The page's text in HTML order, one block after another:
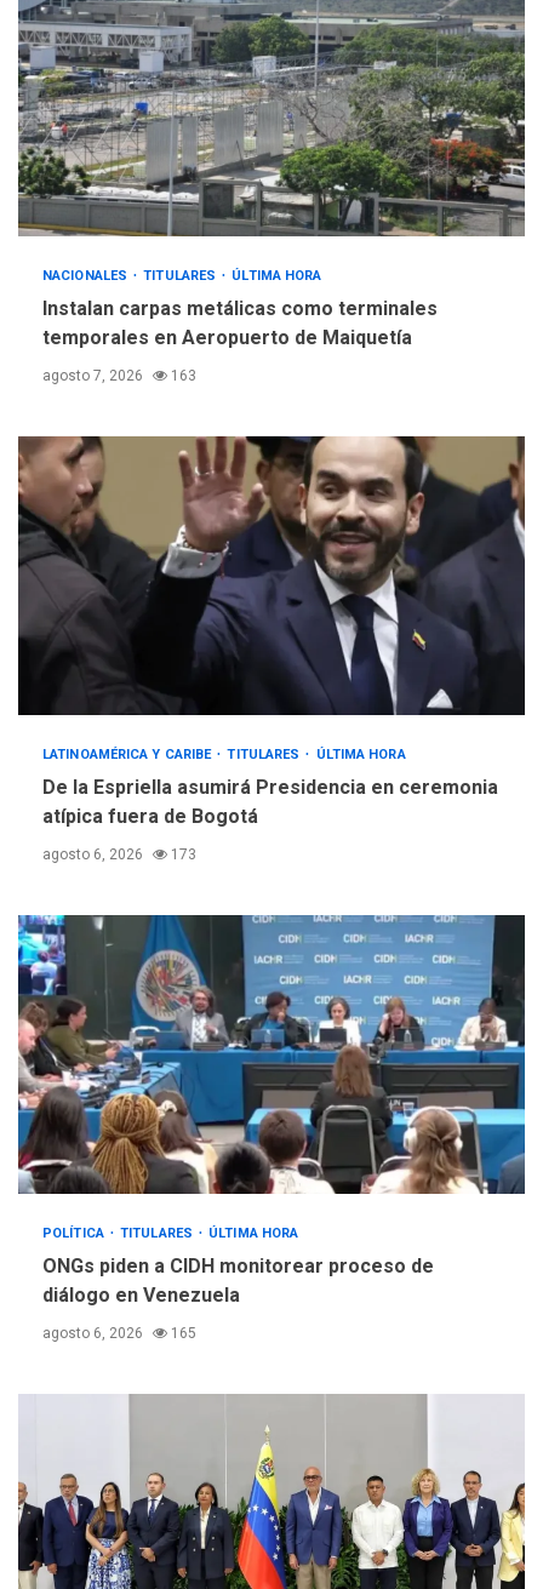
4
Gobierno y AN2015 en
nueva mesa de diálogo
INTERNACIONALES ÚLTIMA HORA
Hiroshima 81 años de la
debacle atómica. Japón
debate principios no
nucleares
NACIONALES TITULARES ÚLTIMA HORA
Instalan carpas metálicas como terminales
temporales en Aeropuerto de Maiquetía
agosto 7, 2026 163
LATINOAMÉRICA Y CARIBE TITULARES ÚLTIMA HORA
De la Espriella asumirá Presidencia en ceremonia
atípica fuera de Bogotá
agosto 6, 2026 173
POLÍTICA TITULARES ÚLTIMA HORA
ONGs piden a CIDH monitorear proceso de
diálogo en Venezuela
agosto 6, 2026 165